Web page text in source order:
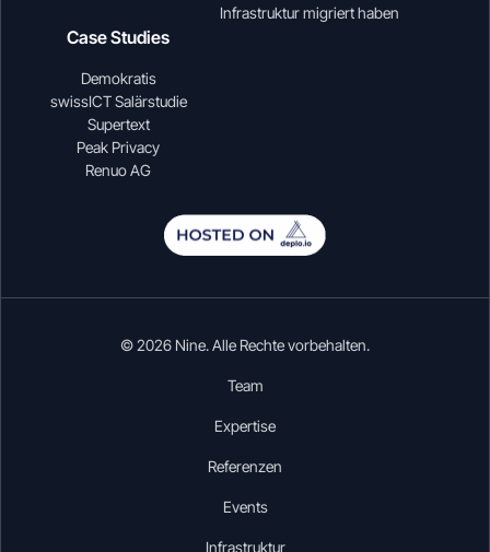
Infrastruktur migriert haben
Case Studies
Demokratis
swissICT Salärstudie
Supertext
Peak Privacy
Renuo AG
© 2026 Nine. Alle Rechte vorbehalten.
Team
Expertise
Referenzen
Events
Infrastruktur